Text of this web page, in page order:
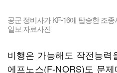
공군 정비사가 KF-16에 탑승한 조
일보 자료사진
비행은 가능해도 작전능력
에프노스(F-NORS)도 문